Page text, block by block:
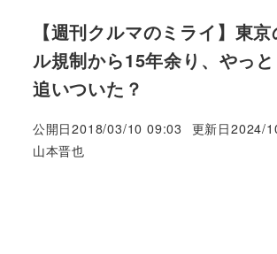
【週刊クルマのミライ】東
ル規制から15年余り、やっ
追いついた？
公開日2018/03/10 09:03 更新日2024/
著
山本晋也